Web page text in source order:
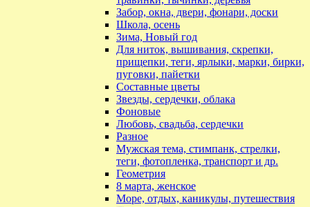
Забор, окна, двери, фонари, доски
Школа, осень
Зима, Новый год
Для ниток, вышивания, скрепки,
прищепки, теги, ярлыки, марки, бирки,
пуговки, пайетки
Составные цветы
Звезды, сердечки, облака
Фоновые
Любовь, свадьба, сердечки
Разное
Мужская тема, стимпанк, стрелки,
теги, фотопленка, транспорт и др.
Геометрия
8 марта, женское
Море, отдых, каникулы, путешествия